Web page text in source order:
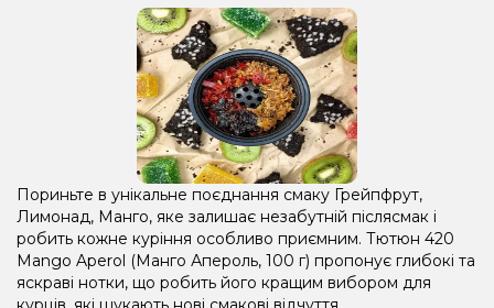
Пориньте в унікальне поєднання смаку Грейпфрут,
Лимонад, Манго, яке залишає незабутній післясмак і
робить кожне куріння особливо приємним. Тютюн 420
Mango Aperol (Манго Апероль, 100 г) пропонує глибокі та
яскраві нотки, що робить його кращим вибором для